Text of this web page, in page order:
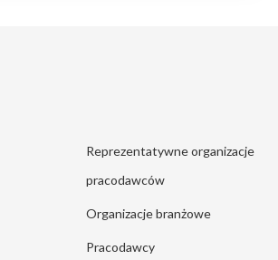
Reprezentatywne organizacje
pracodawców
Organizacje branżowe
Pracodawcy